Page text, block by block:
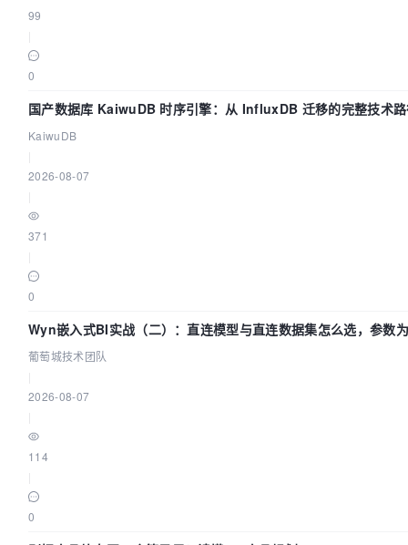
99
0
国产数据库 KaiwuDB 时序引擎：从 InfluxDB 迁移的完整技术
KaiwuDB
2026-08-07
371
0
Wyn嵌入式BI实战（二）：直连模型与直连数据集怎么选，参数
葡萄城技术团队
2026-08-07
114
0